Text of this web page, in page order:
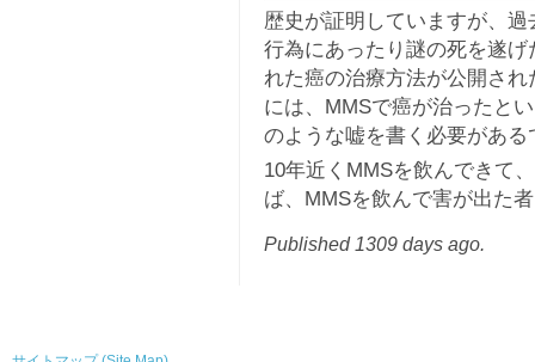
歴史が証明していますが、
行為にあったり謎の死を遂
れた癌の治療方法が公開さ
には、MMSで癌が治ったと
のような嘘を書く必要がある
10年近くMMSを飲んできて
ば、MMSを飲んで害が出た
Published 1309 days ago.